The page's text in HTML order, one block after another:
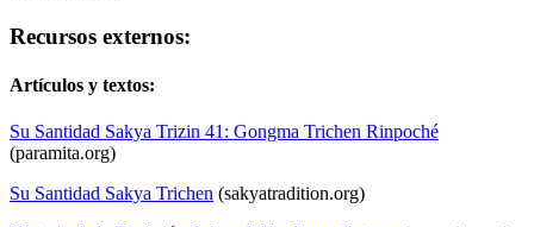
Recursos externos:
Artículos y textos:
Su Santidad Sakya Trizin 41: Gongma Trichen Rinpoché
(paramita.org)
Su Santidad Sakya Trichen (sakyatradition.org)